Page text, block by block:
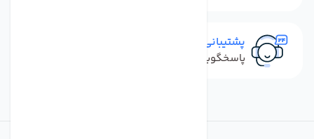
پشتیبانی سریع
پاسخگویی سریع به تماس‌ها و پیام‌ها